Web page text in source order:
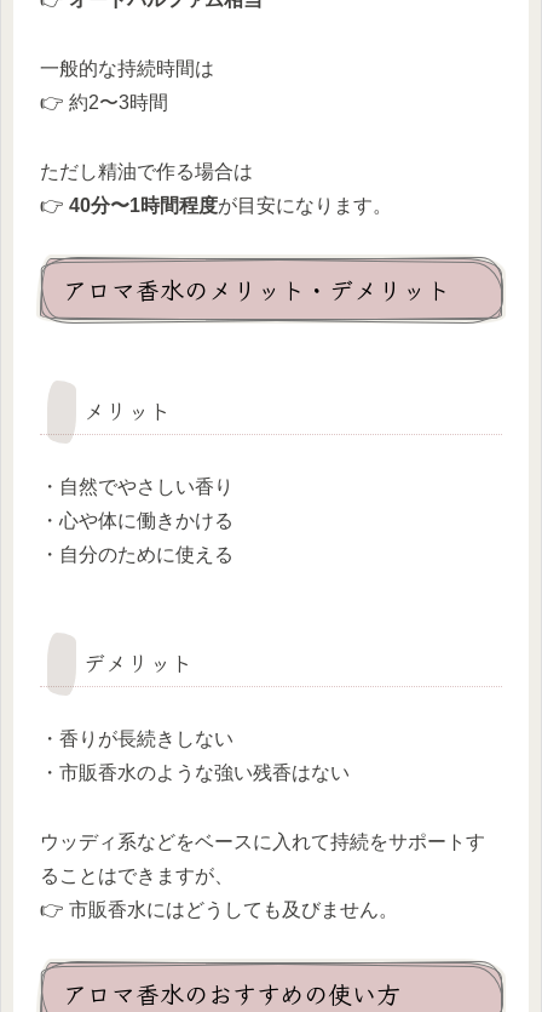
一般的な持続時間は
👉 約2〜3時間
ただし精油で作る場合は
👉 40分〜1時間程度が目安になります。
アロマ香水のメリット・デメリット
メリット
・自然でやさしい香り
・心や体に働きかける
・自分のために使える
デメリット
・香りが長続きしない
・市販香水のような強い残香はない
ウッディ系などをベースに入れて持続をサポートす
ることはできますが、
👉 市販香水にはどうしても及びません。
アロマ香水のおすすめの使い方